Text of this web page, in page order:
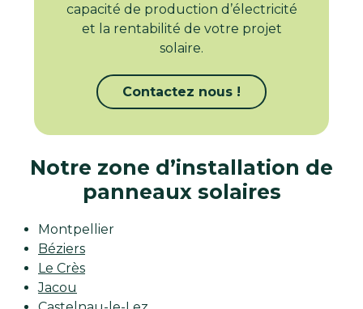
capacité de production d’électricité
et la rentabilité de votre projet
solaire.
Contactez nous !
Notre zone d’installation de
panneaux solaires
Montpellier
Béziers
Le Crès
Jacou